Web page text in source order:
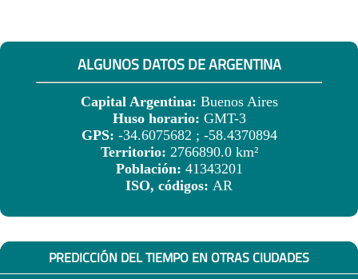
ALGUNOS DATOS DE ARGENTINA
Capital Argentina: Buenos Aires
Huso horario: GMT-3
GPS: -34.6075682 ; -58.4370894
Territorio: 2766890.0 km²
Población: 41343201
ISO, códigos: AR
PREDICCIÓN DEL TIEMPO EN OTRAS CIUDADES